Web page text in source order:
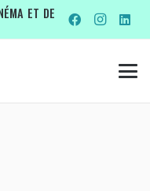
ET DE